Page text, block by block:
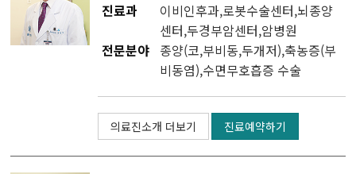
진료과 이비인후과,로봇수술센터,뇌종양
센터,두경부암센터,암병원
전문분야 종양(코,부비동,두개저),축농증(부
비동염),수면무호흡증 수술
의료진소개 더보기 진료예약하기